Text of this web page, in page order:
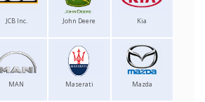
JCB Inc. John Deere Kia
MAN Maserati Mazda